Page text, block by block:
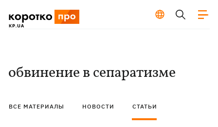
обвинение в сепаратизме
ВСЕ МАТЕРИАЛЫ НОВОСТИ СТАТЬИ